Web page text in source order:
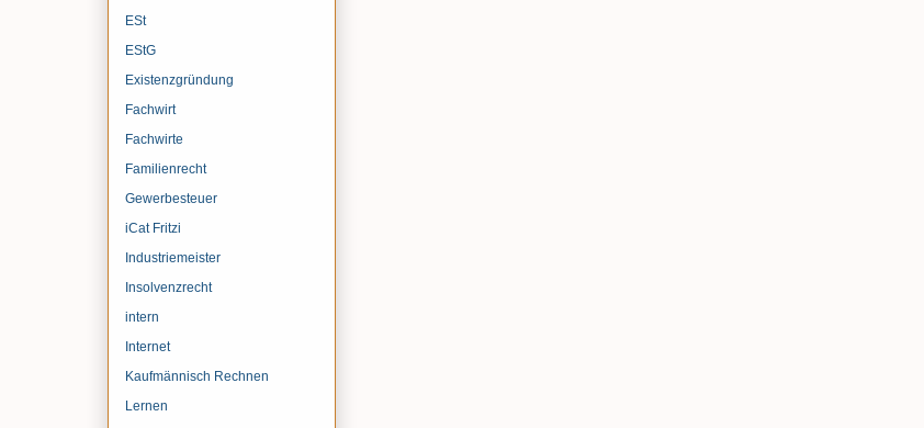
ESt
EStG
Existenzgründung
Fachwirt
Fachwirte
Familienrecht
Gewerbesteuer
iCat Fritzi
Industriemeister
Insolvenzrecht
intern
Internet
Kaufmännisch Rechnen
Lernen